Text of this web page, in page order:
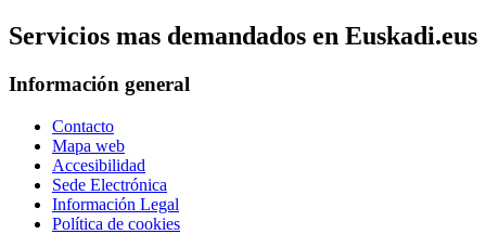
Servicios mas demandados en Euskadi.eus
Información general
Contacto
Mapa web
Accesibilidad
Sede Electrónica
Información Legal
Política de cookies